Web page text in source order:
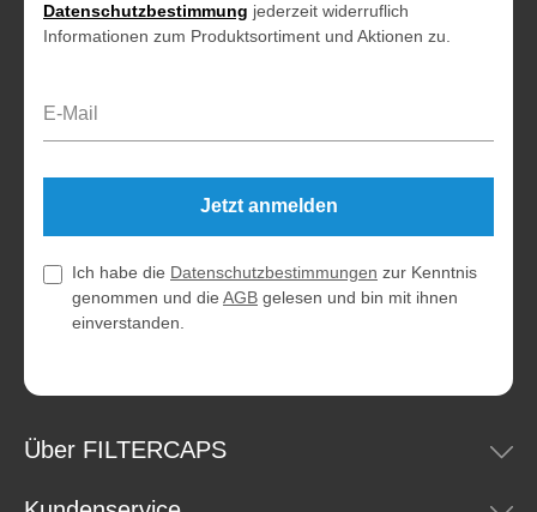
Datenschutzbestimmung jederzeit widerruflich
Informationen zum Produktsortiment und Aktionen zu.
Jetzt anmelden
Ich habe die Datenschutzbestimmungen zur Kenntnis
genommen und die AGB gelesen und bin mit ihnen
einverstanden.
Über FILTERCAPS